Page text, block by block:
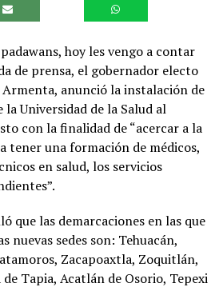
hoy les vengo a contar
de prensa, el gobernador electo
anunció la instalación de
la Universidad de la Salud al
con la finalidad de “acercar a la
tener una formación de médicos,
en salud, los servicios
que las demarcaciones en las que
nuevas sedes son: Tehuacán,
Zacapoaxtla, Zoquitlán,
Tapia, Acatlán de Osorio, Tepexi